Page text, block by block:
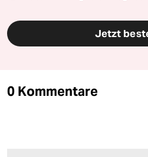
Jetzt
0 Kommentare